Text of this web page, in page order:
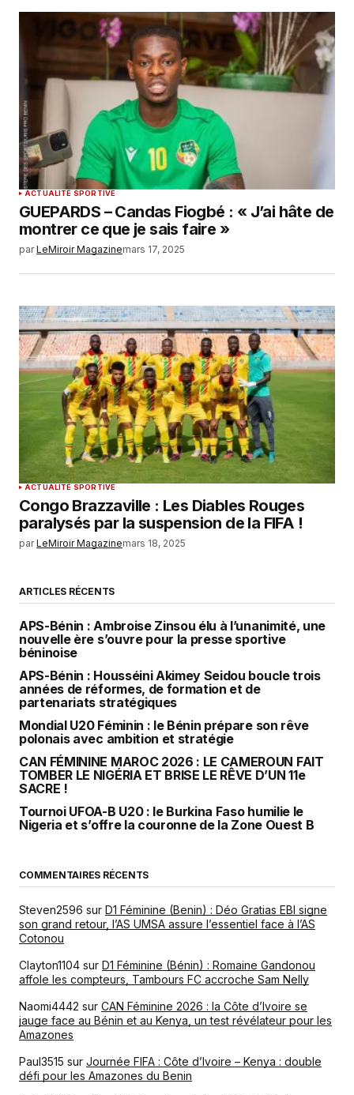
ACTUALITÉ SPORTIVE
GUEPARDS – Candas Fiogbé : « J’ai hâte de
montrer ce que je sais faire »
par LeMiroir Magazinemars 17, 2025
ACTUALITÉ SPORTIVE
Congo Brazzaville : Les Diables Rouges
paralysés par la suspension de la FIFA !
par LeMiroir Magazinemars 18, 2025
ARTICLES RÉCENTS
APS-Bénin : Ambroise Zinsou élu à l’unanimité, une
nouvelle ère s’ouvre pour la presse sportive
béninoise
APS-Bénin : Housséini Akimey Seidou boucle trois
années de réformes, de formation et de
partenariats stratégiques
Mondial U20 Féminin : le Bénin prépare son rêve
polonais avec ambition et stratégie
CAN FÉMININE MAROC 2026 : LE CAMEROUN FAIT
TOMBER LE NIGÉRIA ET BRISE LE RÊVE D’UN 11e
SACRE !
Tournoi UFOA-B U20 : le Burkina Faso humilie le
Nigeria et s’offre la couronne de la Zone Ouest B
COMMENTAIRES RÉCENTS
Steven2596 sur D1 Féminine (Benin) : Déo Gratias EBI signe
son grand retour, l’AS UMSA assure l’essentiel face à l’AS
Cotonou
Clayton1104 sur D1 Féminine (Bénin) : Romaine Gandonou
affole les compteurs, Tambours FC accroche Sam Nelly
Naomi4442 sur CAN Féminine 2026 : la Côte d’Ivoire se
jauge face au Bénin et au Kenya, un test révélateur pour les
Amazones
Paul3515 sur Journée FIFA : Côte d’Ivoire – Kenya : double
défi pour les Amazones du Benin